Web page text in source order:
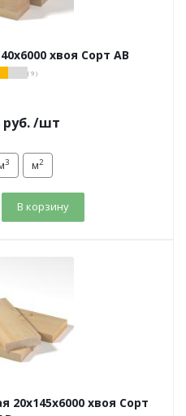
хвоя Сорт АВ
( 9 )
руб. /шт
3 м2
В корзину
20х145х6000 хвоя Сорт